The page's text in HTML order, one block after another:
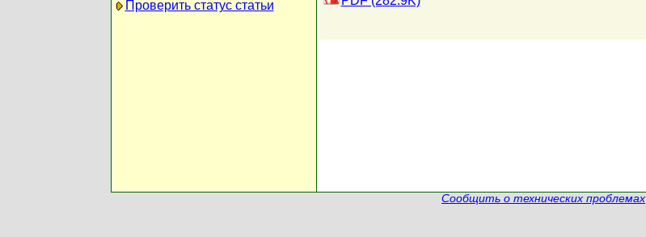
Проверить статус статьи
Сообщить о технических проблемах